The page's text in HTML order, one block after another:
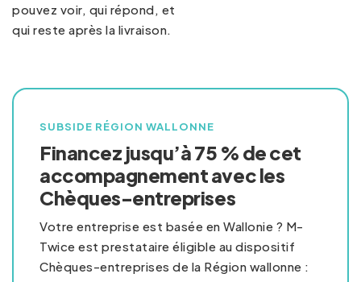
pouvez voir, qui répond, et
qui reste après la livraison.
SUBSIDE RÉGION WALLONNE
Financez jusqu’à 75 % de cet
accompagnement avec les
Chèques-entreprises
Votre entreprise est basée en Wallonie ? M-
Twice est prestataire éligible au dispositif
Chèques-entreprises de la Région wallonne :